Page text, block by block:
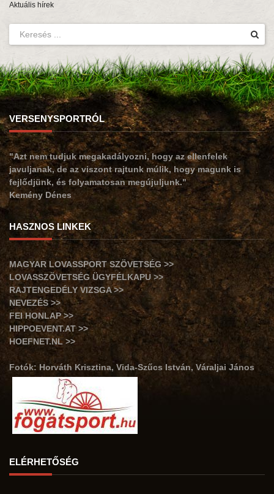
Aktuális hírek
VERSENYSPORTRÓL
"Azt nem tudjuk megakadályozni, hogy az ellenfelek
javuljanak, de az viszont rajtunk múlik, hogy magunk is
fejlődjünk, és folyamatosan megújuljunk."
Kemény Dénes
HASZNOS LINKEK
MAGYAR LOVASSPORT SZÖVETSÉG >>
LOVASSZÖVETSÉG ÜGYFÉLKAPU >>
RAJTENGEDÉLY VIZSGA >>
NEVEZÉS >>
FEI HONLAP >>
HIPPOEVENT.AT >>
HOEFNET.NL >>
Fotók: Horváth Krisztina, Vida-Szűcs István, Váraljai János
ELÉRHETŐSÉG